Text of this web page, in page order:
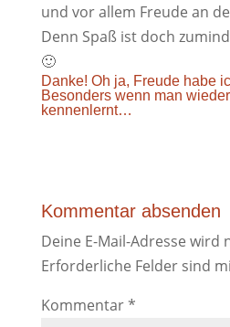
und vor allem Freude an
Denn Spaß ist doch
🙂
Danke! Oh ja, Freude habe
Besonders wenn man
kennenlernt…
Kommentar absenden
Deine E-Mail-Adresse
Erforderliche Felder sind
Kommentar*